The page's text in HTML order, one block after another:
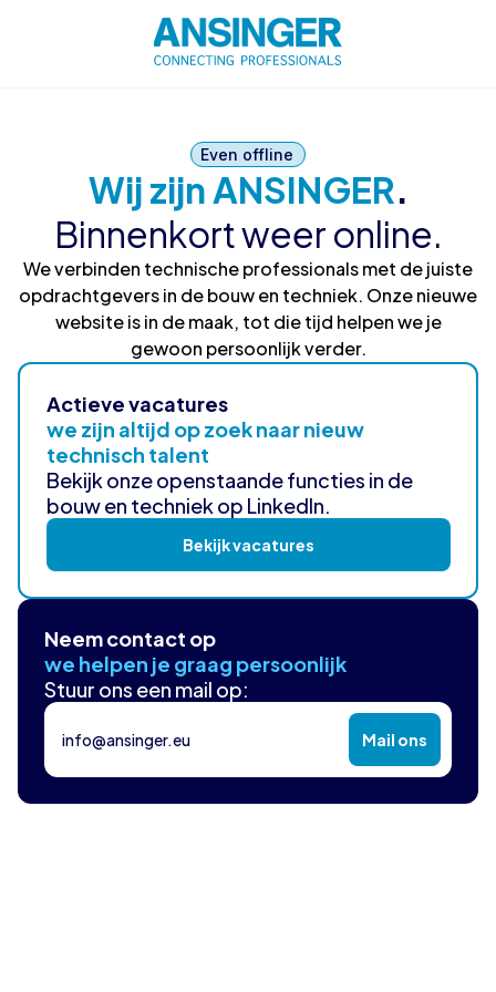
Even offline
Wij zijn ANSINGER.
Binnenkort weer online.
We verbinden technische professionals met de juiste
opdrachtgevers in de bouw en techniek. Onze nieuwe
website is in de maak, tot die tijd helpen we je
gewoon persoonlijk verder.
Actieve vacatures
we zijn altijd op zoek naar nieuw
technisch talent
Bekijk onze openstaande functies in de
bouw en techniek op LinkedIn.
Bekijk vacatures
Neem contact op
we helpen je graag persoonlijk
Stuur ons een mail op:
info@ansinger.eu Mail ons